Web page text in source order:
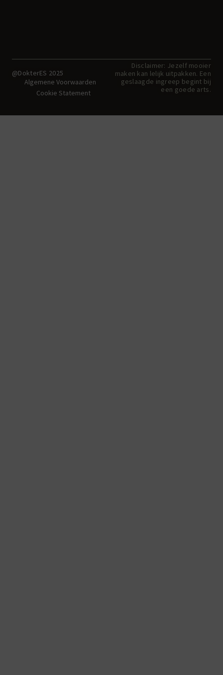
@DokterES 2025
Algemene Voorwaarden
Cookie Statement
Disclaimer: Jezelf mooier
maken kan lelijk uitpakken. Een
geslaagde ingreep begint bij
een goede arts.